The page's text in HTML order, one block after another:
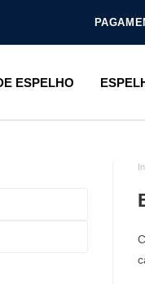
ESPELHO